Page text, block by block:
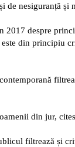
de nesiguranță și
2017 despre
din principiu
din jur,
filtrează și